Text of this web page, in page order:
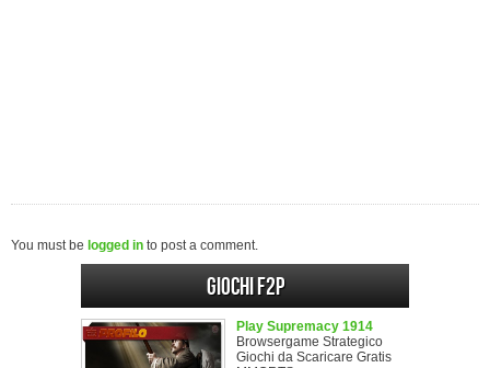
You must be logged in to post a comment.
Giochi F2P
Play Supremacy 1914
Browsergame Strategico
Giochi da Scaricare Gratis